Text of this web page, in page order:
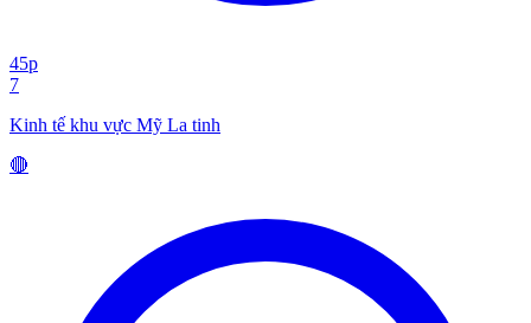
45p
7
Kinh tế khu vực Mỹ La tinh
🔴